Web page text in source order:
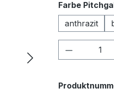
Farbe
anthrazit
Produkt